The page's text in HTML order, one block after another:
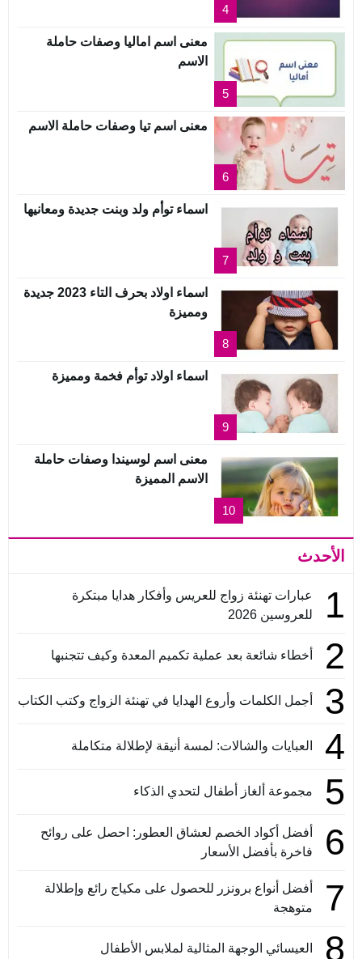
4
5
معنى اسم اماليا وصفات حاملة
الاسم
6
معنى اسم تيا وصفات حاملة الاسم
7
اسماء توأم ولد وبنت جديدة ومعانيها
8
اسماء اولاد بحرف التاء 2023 جديدة
ومميزة
9
اسماء اولاد توأم فخمة ومميزة
10
معنى اسم لوسيندا وصفات حاملة
الاسم المميزة
الأحدث
1
عبارات تهنئة زواج للعريس وأفكار هدايا مبتكرة
للعروسين 2026
2 أخطاء شائعة بعد عملية تكميم المعدة وكيف تتجنبها
3 أجمل الكلمات وأروع الهدايا في تهنئة الزواج وكتب الكتاب
4 العبايات والشالات: لمسة أنيقة لإطلالة متكاملة
5 مجموعة ألغاز أطفال لتحدي الذكاء
6
أفضل أكواد الخصم لعشاق العطور: احصل على روائح
فاخرة بأفضل الأسعار
7
أفضل أنواع برونزر للحصول على مكياج رائع وإطلالة
متوهجة
8 العيسائي الوجهة المثالية لملابس الأطفال